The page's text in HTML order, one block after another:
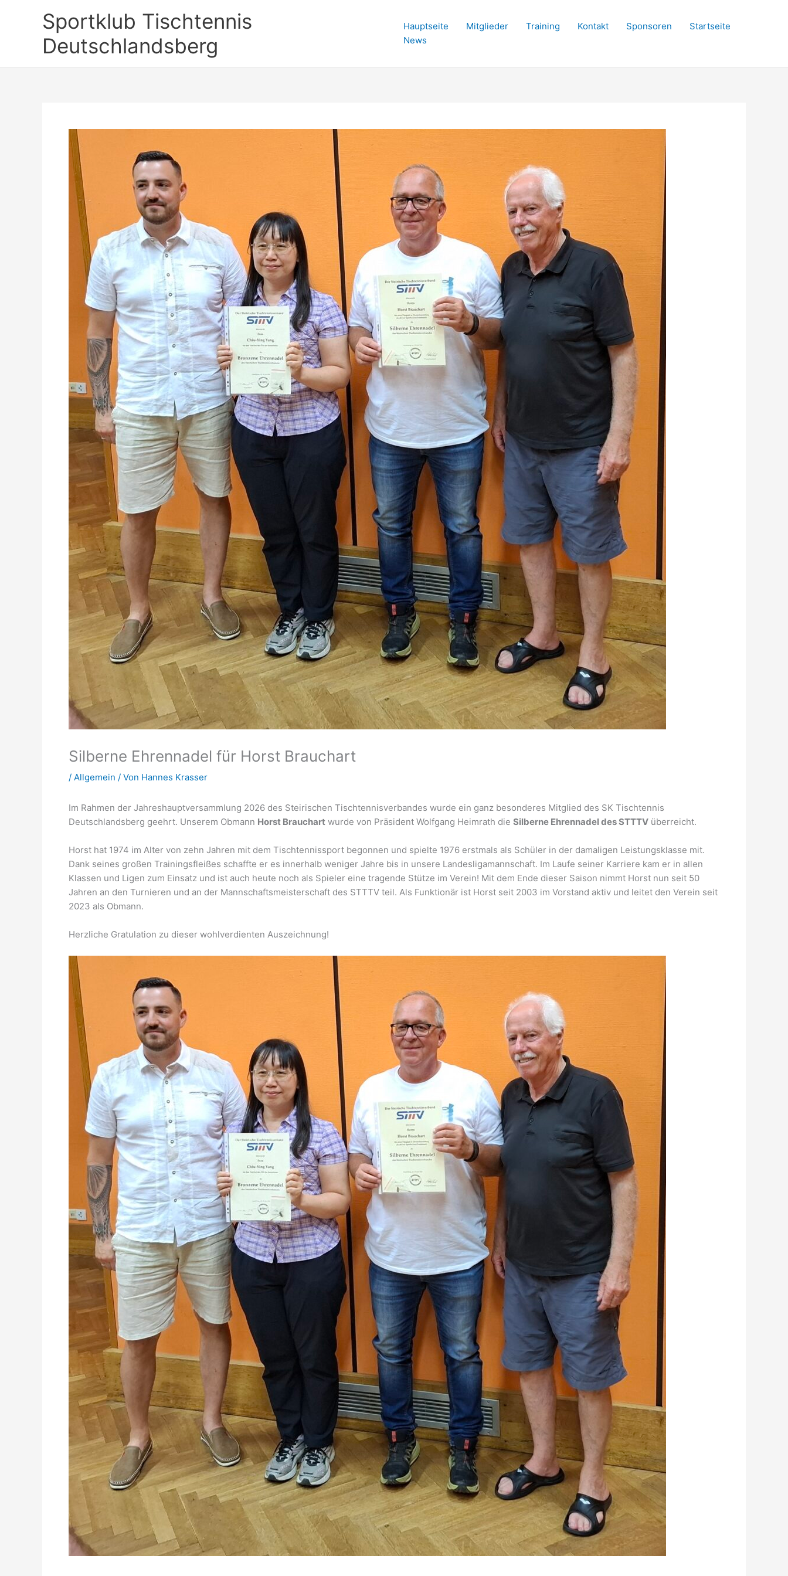
Sportklub Tischtennis
Deutschlandsberg
Hauptseite Mitglieder Training Kontakt Sponsoren
Startseite
News
Silberne Ehrennadel für Horst Brauchart
/ Allgemein / Von Hannes Krasser
Im Rahmen der Jahreshauptversammlung 2026 des Steirischen Tischtennisverbandes wurde ein ganz besonderes Mitglied des SK Tischtennis
Deutschlandsberg geehrt. Unserem Obmann Horst Brauchart wurde von Präsident Wolfgang Heimrath die Silberne Ehrennadel des STTTV überreicht.
Horst hat 1974 im Alter von zehn Jahren mit dem Tischtennissport begonnen und spielte 1976 erstmals als Schüler in der damaligen Leistungsklasse mit.
Dank seines großen Trainingsfleißes schaffte er es innerhalb weniger Jahre bis in unsere Landesligamannschaft. Im Laufe seiner Karriere kam er in allen
Klassen und Ligen zum Einsatz und ist auch heute noch als Spieler eine tragende Stütze im Verein! Mit dem Ende dieser Saison nimmt Horst nun seit 50
Jahren an den Turnieren und an der Mannschaftsmeisterschaft des STTTV teil. Als Funktionär ist Horst seit 2003 im Vorstand aktiv und leitet den Verein seit
2023 als Obmann.
Herzliche Gratulation zu dieser wohlverdienten Auszeichnung!